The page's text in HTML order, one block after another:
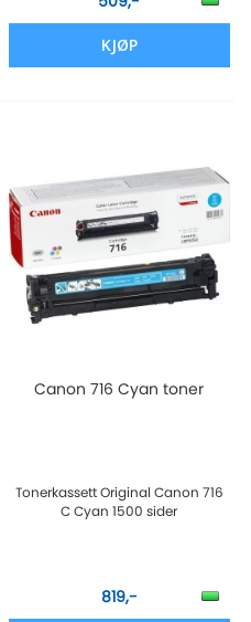
KJØP
Canon 716 Cyan toner
Tonerkassett Original Canon 716
C Cyan 1500 sider
819,-